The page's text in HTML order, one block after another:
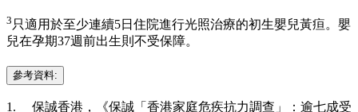
3 只適用於至少連續5日住院進行光照治療的初生嬰兒黃疸。嬰
兒在孕期37週前出生則不受保障。
參考資料:
1. 保誠香港，《保誠「香港家庭危疾抗力調查」：逾七成受